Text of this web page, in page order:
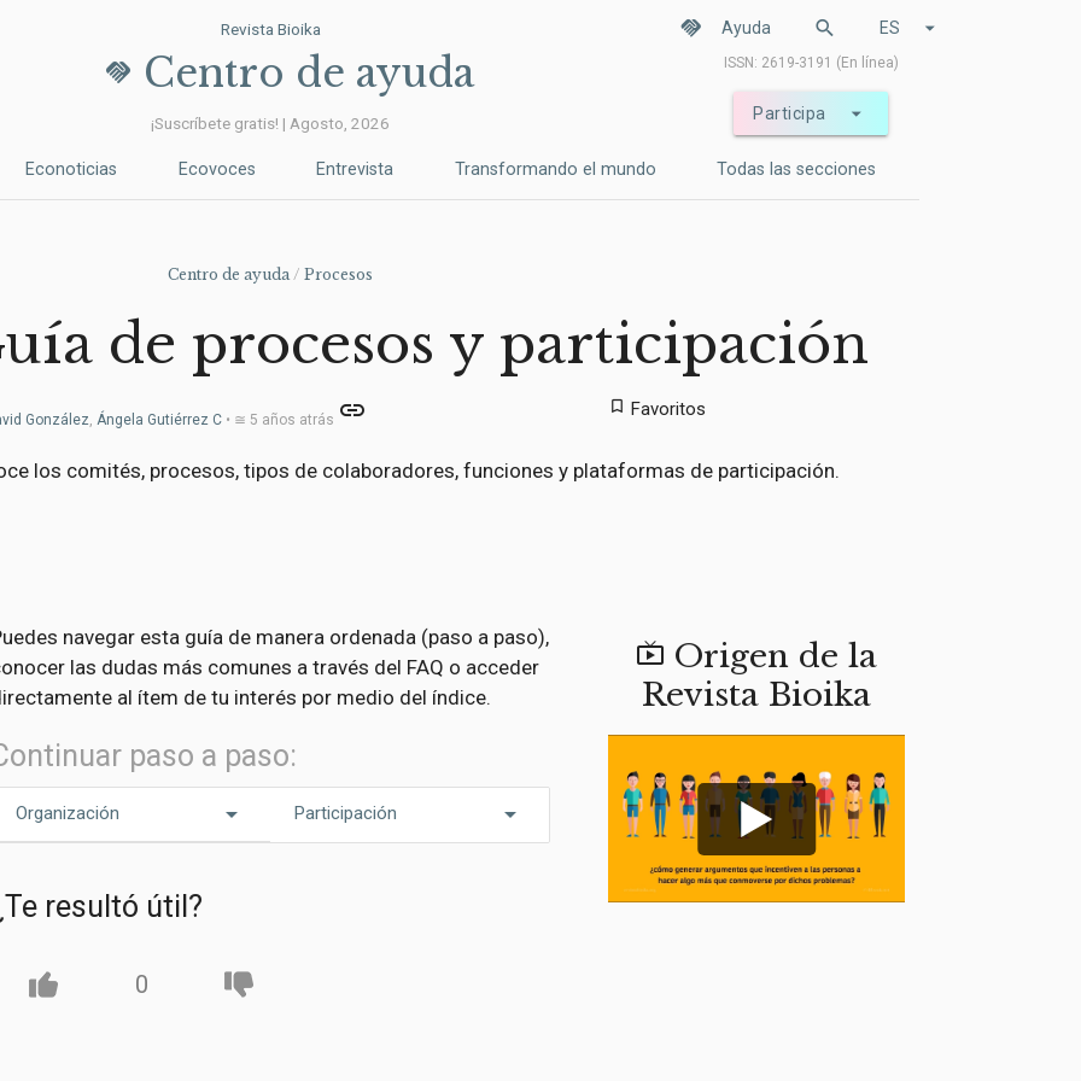
Revista Bioika
handshake Centro de ayuda
¡Suscríbete gratis! | Agosto, 2026
handshake Ayuda search arrow_drop_down
ES
ISSN: 2619-3191 (En línea)
arrow_drop_down
Participa
Econoticias Ecovoces Entrevista Transformando el mundo Todas las secciones
Centro de ayuda/ Procesos
de procesos y participación
González,Ángela Gutiérrez C • ≅ 5 años atrás link bookmark_border Favoritos
los comités, procesos, tipos de colaboradores, funciones y plataformas de participación.
navegar esta guía de manera ordenada (paso a paso),
las dudas más comunes a través del FAQ o acceder
al ítem de tu interés por medio del índice.
paso a paso:
arrow_drop_down
Organización arrow_drop_down
Participación
resultó útil?
0
 Origen de la
Revista Bioika